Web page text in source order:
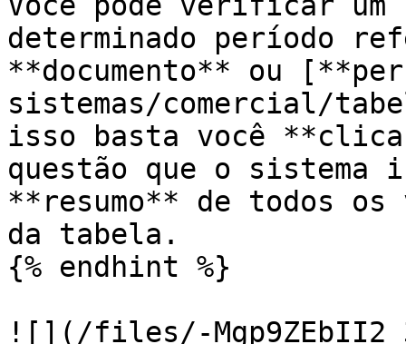
determinado período
**documento** ou
sistemas/comercial/
isso basta você
questão que o sistema
**resumo** de todos
da tabela.
{% endhint %}
![](/files/-